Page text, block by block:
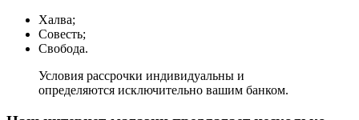
Халва;
Совесть;
Свобода.
Условия рассрочки индивидуальны и
определяются исключительно вашим банком.